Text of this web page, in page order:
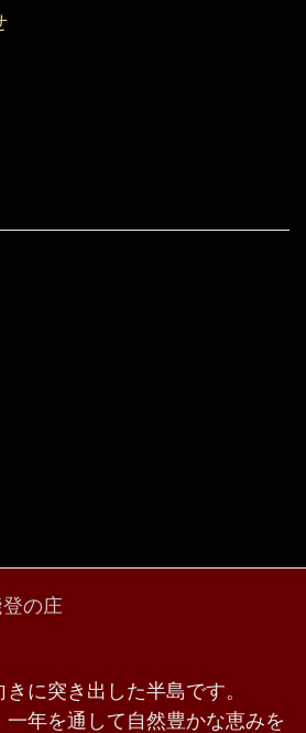
の庄
に突き出した半島です。
年を通して自然豊かな恵みを